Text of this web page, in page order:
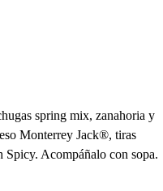
spring mix, zanahoria y
Monterrey Jack®, tiras
Spicy. Acompáñalo con sopa.